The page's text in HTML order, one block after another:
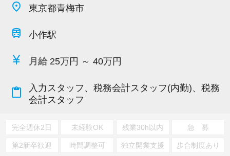
place 東京都青梅市
train 小作駅
currency_yen 月給 25万円 ～ 40万円
content_paste
入力スタッフ、税務会計スタッフ(内勤)、税務
会計スタッフ
完全週休2日 未経験OK 残業30h以内 急 募
第2新卒歓迎 時間調整可 独立開業支援 歩合制度あり